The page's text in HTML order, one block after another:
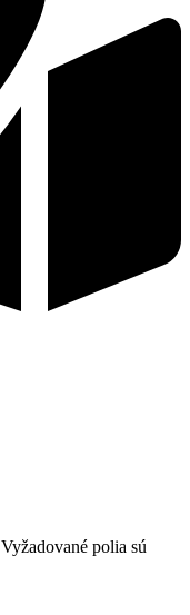
Vyžadované polia sú